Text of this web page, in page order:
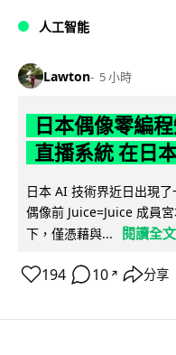
人工智能
Lawton 5 小時
日本偶像零編
直播系統 在日
日本 AI 技術界近日出現
偶像前 Juice=Juice 成員
下，僅憑藉與...
閱讀全文
194 10 ↗ 分享